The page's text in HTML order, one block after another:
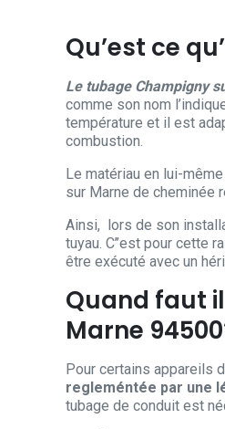
Qu’est ce
Le tubage Champigny
comme son nom
température et il est
combustion.
Le matériau en lui-
sur Marne de cheminée
Ainsi, lors de son
tuyau. C’’est pour cette
être exécuté avec un
Quand faut
Marne
Pour certains appareils
regleméntée par une
tubage de conduit est